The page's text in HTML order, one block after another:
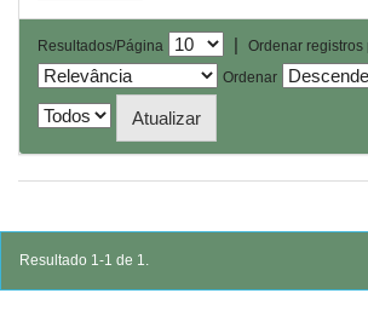
Resultados/Página |
Ordenar registros
Ordenar
Resultado 1-1 de 1.